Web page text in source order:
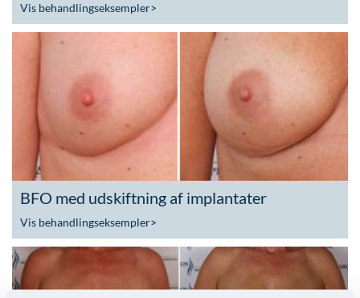
Vis behandlingseksempler>
BFO med udskiftning af implantater
Vis behandlingseksempler>